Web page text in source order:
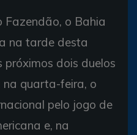
Fazendão, o Bahia
na tarde desta
dois duelos
na quarta-feira, o
pelo jogo de
e, na